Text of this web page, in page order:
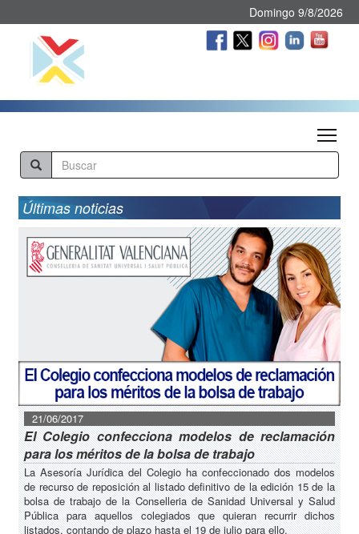
Domingo 9/8/2026
Últimas noticias
21/06/2017
El Colegio confecciona modelos de reclamación
para los méritos de la bolsa de trabajo
La Asesoría Jurídica del Colegio ha confeccionado dos modelos
de recurso de reposición al listado definitivo de la edición 15 de la
bolsa de trabajo de la Conselleria de Sanidad Universal y Salud
Pública para aquellos colegiados que quieran recurrir dichos
listados, contando de plazo hasta el 19 de julio para ello.